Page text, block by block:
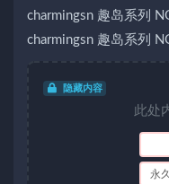
charmingsn 趣岛系列
charmingsn 趣岛系列
隐藏内容
此处
永